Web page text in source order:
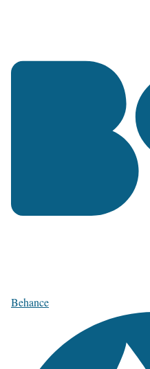
Behance